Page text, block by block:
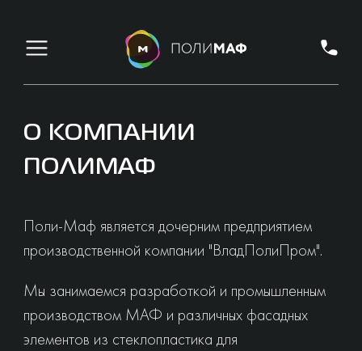
О КОМПАНИИ
ПОЛИМАФ
Поли-Маф является дочерним предприятием
производственной компании "ВладПолиПром".
Мы занимаемся разработкой и промышленным
производством МАФ и различных фасадных
элементов из стеклопластика для